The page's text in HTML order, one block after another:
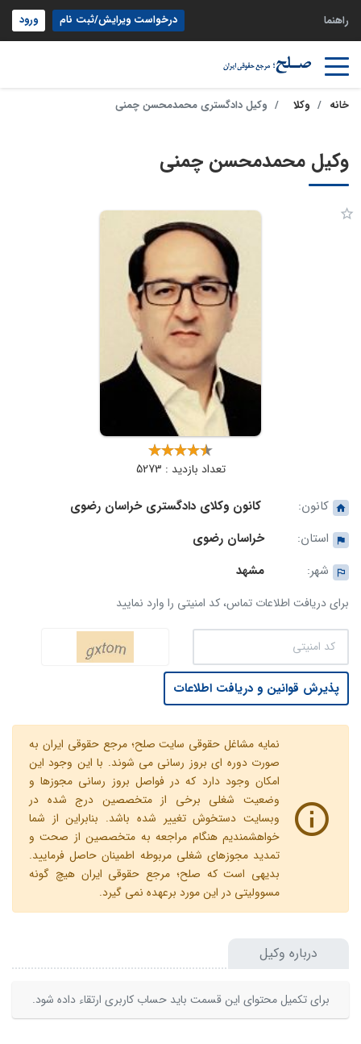
راهنما درخواست ویرایش/ثبت نام ورود
خانه وکلا وکیل دادگستری محمدمحسن چمنی
وکیل محمدمحسن چمنی
تعداد بازدید : 5273
کانون:
کانون وکلای دادگستری خراسان رضوی
استان:
خراسان رضوی
شهر:
مشهد
برای دریافت اطلاعات تماس، کد امنیتی را وارد نمایید
پذیرش قوانین و دریافت اطلاعات
نمایه مشاغل حقوقی سایت صلح؛ مرجع حقوقی ایران به
صورت دوره ای بروز رسانی می شوند. با این وجود این
امکان وجود دارد که در فواصل بروز رسانی مجوزها و
وضعیت شغلی برخی از متخصصین درج شده در
وبسایت دستخوش تغییر شده باشد. بنابراین از شما
خواهشمندیم هنگام مراجعه به متخصصین از صحت و
تمدید مجوزهای شغلی مربوطه اطمینان حاصل فرمایید.
بدیهی است که صلح؛ مرجع حقوقی ایران هیچ گونه
مسوولیتی در این مورد برعهده نمی گیرد.
درباره وکیل
برای تکمیل محتوای این قسمت باید حساب کاربری ارتقاء داده شود.